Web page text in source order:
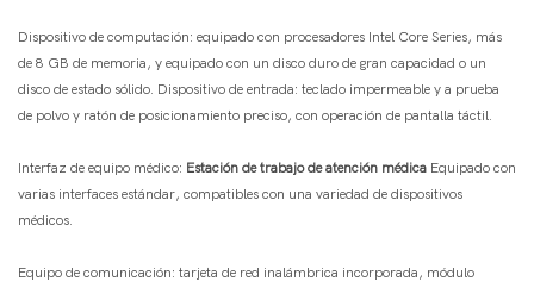
Dispositivo de computación: equipado con procesadores Intel Core Series, más
de 8 GB de memoria, y equipado con un disco duro de gran capacidad o un
disco de estado sólido. Dispositivo de entrada: teclado impermeable y a prueba
de polvo y ratón de posicionamiento preciso, con operación de pantalla táctil. ​
Interfaz de equipo médico: Estación de trabajo de atención médica Equipado con
varias interfaces estándar, compatibles con una variedad de dispositivos
médicos. ​
Equipo de comunicación: tarjeta de red inalámbrica incorporada, módulo